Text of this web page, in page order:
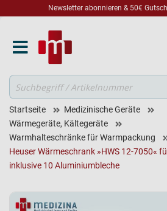
Newsletter abonnieren & 50€
Suche
Startseite
Medizinische Geräte
Wärmegeräte, Kältegeräte
Warmhalteschränke für Warmpackung
Heuser Wärmeschrank »HWS 12-7050«
inklusive 10 Aluminiumbleche